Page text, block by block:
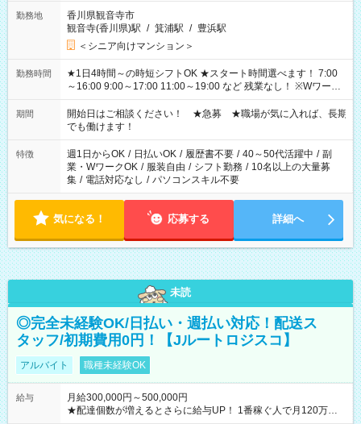
勤務地
香川県観音寺市
観音寺(香川県)駅 / 箕浦駅 / 豊浜駅
＜シニア向けマンション＞
勤務時間
★1日4時間～の時短シフトOK ★スタート時間選べます！ 7:00
～16:00 9:00～17:00 11:00～19:00 など 残業なし！ ※Wワーク
の場合、他のお仕事と合わせ週40時間超の就業はご案内できま
せん ※法令に基づき、週20時間以上勤務は社会保険への加入対
象となります ※労働者派遣法（日雇い派遣の原則禁止）によ
り、短時間・短期間の就業はご案内が難しい場合があります
期間
開始日はご相談ください！ ★急募 ★職場が気に入れば、長期
でも働けます！
特徴 週1日からOK / 日払いOK / 履歴書不要 / 40～50代活躍中 / 副
業・WワークOK / 服装自由 / シフト勤務 / 10名以上の大量募
集 / 電話対応なし / パソコンスキル不要
気になる！ 応募する 詳細へ
未読
◎完全未経験OK/日払い・週払い対応！配送ス
タッフ/初期費用0円！【Jルートロジスコ】
アルバイト 職種未経験OK
給与
月給300,000円～500,000円
★配達個数が増えるとさらに給与UP！ 1番稼ぐ人で月120万ほ